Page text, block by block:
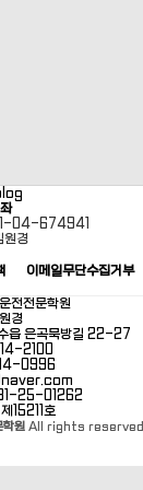
04-674941
원경
이메일무단수집거부
전전문학원
경
읍 은곡묵방길 22-27
2100
0996
25-01262
15211호
학원 All rights reserved.